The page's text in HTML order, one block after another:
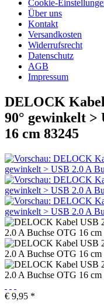
Cookie-
Über uns
Kontakt
Versandkosten
Widerrufsrecht
Datenschutz
AGB
Impressum
DELOCK
90° gewinkelt >
16 cm 83245
€ 9,95 *